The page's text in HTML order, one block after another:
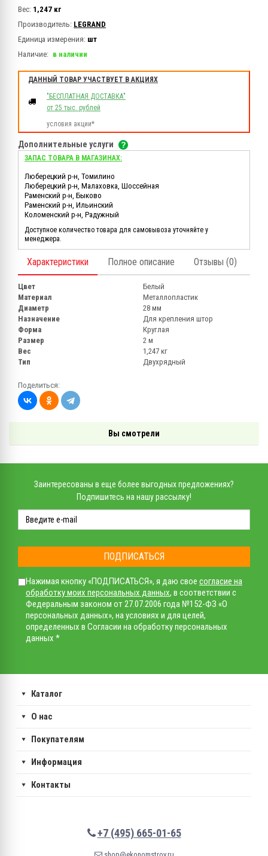
Вес: 1,247 кг
Производитель: LEGRAND
Единица измерения: шт
Наличие: в наличии
ДАННЫЙ ТОВАР УЧАСТВУЕТ В АКЦИЯХ
"БЕСПЛАТНАЯ ДОСТАВКА"
от 25 тыс. рублей
условия акции*
Дополнительные услуги
ЗАПАС ТОВАРА В МАГАЗИНАХ:
Люберецкий р-н, Томилино
Люберецкий р-н, Малаховка, Шоссейная
Раменский р-н, Быково
Раменский р-н, Ильинский
Коломенский р-н, Радужный
Доступное количество товара для самовывоза уточняйте у
менеджера.
Характеристики Полное описание Отзывы (0)
Цвет
Белый
Материал
Металлопластик
Диаметр
28 мм
Назначение
Для крепления штор
Форма
Круглая
Размер
2 м
Вес
1,247 кг
Тип
Двухрядный
Поделиться:
Вы смотрели
Заинтересованы в еще более выгодных предложениях?
Подпишитесь на нашу рассылку!
ПОДПИСАТЬСЯ
Нажимая кнопку «ПОДПИСАТЬСЯ», я даю свое согласие на
обработку моих персональных данных, в соответствии с
Федеральным законом от 27.07.2006 года №152-ФЗ «О
персональных данных», на условиях и для целей,
определенных в Согласии на обработку персональных
данных *
Каталог
О нас
Покупателям
Информация
Контакты
+7 (495) 665-01-65